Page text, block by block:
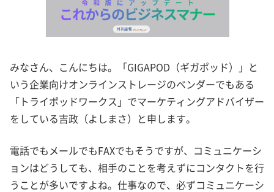
みなさん、こんにちは。「GIGAPOD（ギガポッド）」と
いう企業向けオンラインストレージのベンダーでもある
「トライポッドワークス」でマーケティングアドバイザー
をしている吉政（よしまさ）と申します。
電話でもメールでもFAXでもそうですが、コミュニケーシ
ョンはどうしても、相手のことを考えずにコンタクトを行
うことが多いですよね。仕事なので、必ずコミュニケーシ